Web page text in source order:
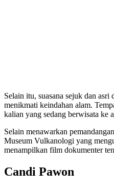
Selain itu, suasana sejuk dan
menikmati keindahan alam.
kalian yang sedang berwisata ke
Selain menawarkan
Museum Vulkanologi yang
menampilkan film dokumenter
Candi Pawon